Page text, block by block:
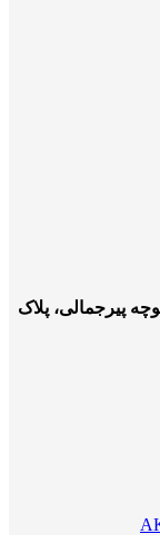
پیرجمالی، پلاک